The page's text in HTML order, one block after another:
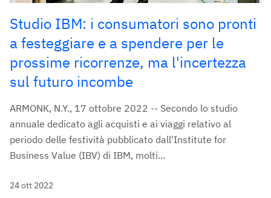
Studio IBM: i consumatori sono pronti
a festeggiare e a spendere per le
prossime ricorrenze, ma l'incertezza
sul futuro incombe
ARMONK, N.Y., 17 ottobre 2022 -- Secondo lo studio
annuale dedicato agli acquisti e ai viaggi relativo al
periodo delle festività pubblicato dall'Institute for
Business Value (IBV) di IBM, molti...
24 ott 2022